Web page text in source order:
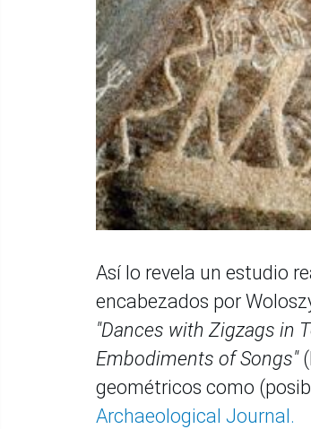
Así lo revela un estudio
encabezados por
"Dances with Zigzags in
Embodiments of Songs"
geométricos como
Archaeological Journal.